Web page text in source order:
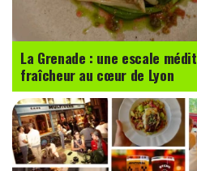
La Grenade : une escale
fraîcheur au cœur de Lyon